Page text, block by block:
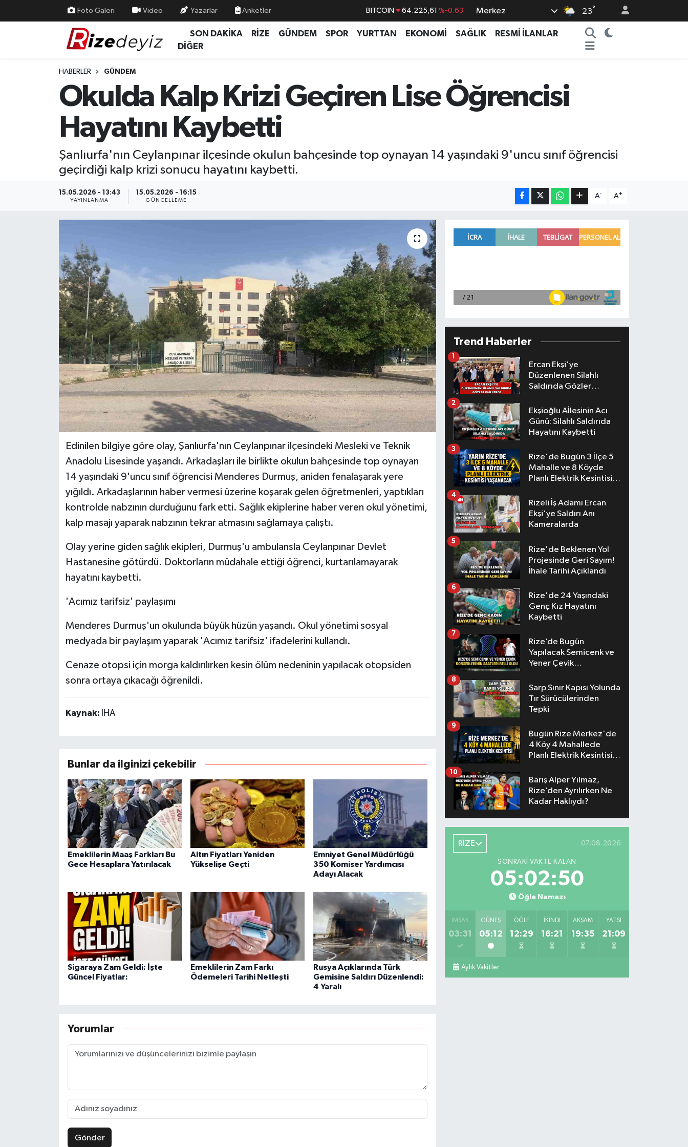
Foto Galeri Video Yazarlar Anketler BITCOIN 64.225,61 %-0.63
DOLAR 47,7143 %0.16
GRAM ALTIN 6574.81 %1.44
BİST100 13.799 %70
Merkez 23°
SON DAKİKA RİZE GÜNDEM SPOR YURTTAN EKONOMİ SAĞLIK
RESMİ İLANLAR
DİĞER
HABERLER GÜNDEM
Okulda Kalp Krizi Geçiren Lise Öğrencisi
Hayatını Kaybetti
Şanlıurfa'nın Ceylanpınar ilçesinde okulun bahçesinde top oynayan 14 yaşındaki 9'uncu sınıf öğrencisi
geçirdiği kalp krizi sonucu hayatını kaybetti.
15.05.2026 - 13:43
YAYINLANMA
15.05.2026 - 16:15
GÜNCELLEME
A- A+
Edinilen bilgiye göre olay, Şanlıurfa'nın Ceylanpınar ilçesindeki Mesleki ve Teknik
Anadolu Lisesinde yaşandı. Arkadaşları ile birlikte okulun bahçesinde top oynayan
14 yaşındaki 9'uncu sınıf öğrencisi Menderes Durmuş, aniden fenalaşarak yere
yığıldı. Arkadaşlarının haber vermesi üzerine koşarak gelen öğretmenleri, yaptıkları
kontrolde nabzının durduğunu fark etti. Sağlık ekiplerine haber veren okul yönetimi,
kalp masajı yaparak nabzının tekrar atmasını sağlamaya çalıştı.
Olay yerine giden sağlık ekipleri, Durmuş'u ambulansla Ceylanpınar Devlet
Hastanesine götürdü. Doktorların müdahale ettiği öğrenci, kurtarılamayarak
hayatını kaybetti.
'Acımız tarifsiz' paylaşımı
Menderes Durmuş'un okulunda büyük hüzün yaşandı. Okul yönetimi sosyal
medyada bir paylaşım yaparak 'Acımız tarifsiz' ifadelerini kullandı.
Cenaze otopsi için morga kaldırılırken kesin ölüm nedeninin yapılacak otopsiden
sonra ortaya çıkacağı öğrenildi.
Kaynak: İHA
Bunlar da ilginizi çekebilir
Emeklilerin Maaş Farkları Bu
Gece Hesaplara Yatırılacak
Altın Fiyatları Yeniden
Yükselişe Geçti
Emniyet Genel Müdürlüğü
350 Komiser Yardımcısı
Adayı Alacak
Sigaraya Zam Geldi: İşte
Güncel Fiyatlar:
Emeklilerin Zam Farkı
Ödemeleri Tarihi Netleşti
Rusya Açıklarında Türk
Gemisine Saldırı Düzenlendi:
4 Yaralı
Yorumlar
Gönder
Trend Haberler
Ercan Ekşi'ye
Düzenlenen Silahlı
Saldırıda Gözler
1
Ekşioğlu Aİlesinin Acı
Günü: Silahlı Saldırıda
Hayatını Kaybetti
2
Rize'de Bugün 3 İlçe 5
Mahalle ve 8 Köyde
Planlı Elektrik Kesintisi
3
Rizeli İş Adamı Ercan
Ekşi'ye Saldırı Anı
Kameralarda
4
Rize'de Beklenen Yol
Projesinde Geri Sayım!
İhale Tarihi Açıklandı
5
Rize'de 24 Yaşındaki
Genç Kız Hayatını
Kaybetti
6
Rize’de Bugün
Yapılacak Semicenk ve
Yener Çevik
Belli Oldu
7
Sarp Sınır Kapısı Yolunda
Tır Sürücülerinden
Tepki
8
Bugün Rize Merkez'de
4 Köy 4 Mahallede
Planlı Elektrik Kesintisi
9
Barış Alper Yılmaz,
Rize’den Ayrılırken Ne
Kadar Haklıydı?
10
RİZE 07.08.2026
SONRAKI VAKTE KALAN
05:02:50
Öğle Namazı
İMSAK
03:31
GÜNEŞ
05:12
ÖĞLE
12:29
İKINDI
16:21
AKŞAM
19:35
YATSI
21:09
Aylık Vakitler
Yurttan Haberler
Ekonomi
Rize Nöbetçi Eczaneler
Rize Trafik Yoğunluk Haritası
Süper Lig Puan Durumu ve Fikstür
Son Dakika Haberleri
Haber Arşivi